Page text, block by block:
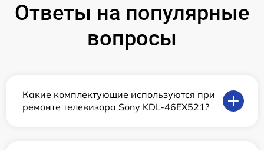
Ответы на популярные
вопросы
Какие комплектующие используются при
ремонте телевизора Sony KDL-46EX521?